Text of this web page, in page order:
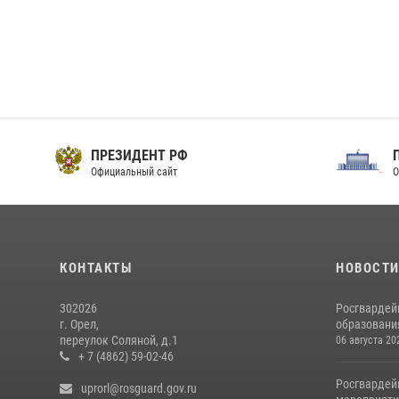
ПРЕЗИДЕНТ РФ
Официальный сайт
КОНТАКТЫ
302026
г. Орел,
переулок Соляной, д.1
+ 7 (4862) 59-02-46
uprorl@rosguard.gov.ru
НОВОСТИ
06 августа